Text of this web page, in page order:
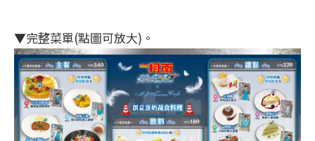
▼完整菜單(點圖可放大)。